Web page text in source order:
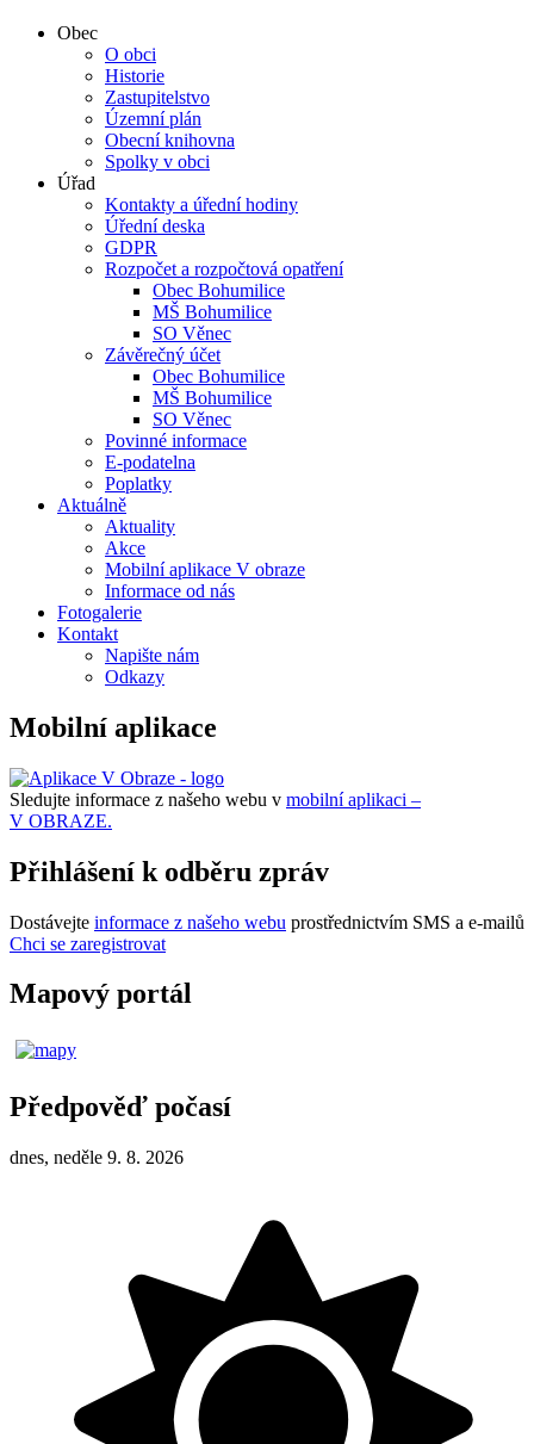
Obec
O obci
Historie
Zastupitelstvo
Územní plán
Obecní knihovna
Spolky v obci
Úřad
Kontakty a úřední hodiny
Úřední deska
GDPR
Rozpočet a rozpočtová opatření
Obec Bohumilice
MŠ Bohumilice
SO Věnec
Závěrečný účet
Obec Bohumilice
MŠ Bohumilice
SO Věnec
Povinné informace
E-podatelna
Poplatky
Aktuálně
Aktuality
Akce
Mobilní aplikace V obraze
Informace od nás
Fotogalerie
Kontakt
Napište nám
Odkazy
Mobilní aplikace
Sledujte informace z našeho webu v mobilní aplikaci –
V OBRAZE.
Přihlášení k odběru zpráv
Dostávejte informace z našeho webu prostřednictvím SMS a e-mailů
Chci se zaregistrovat
Mapový portál
Předpověď počasí
dnes, neděle 9. 8. 2026